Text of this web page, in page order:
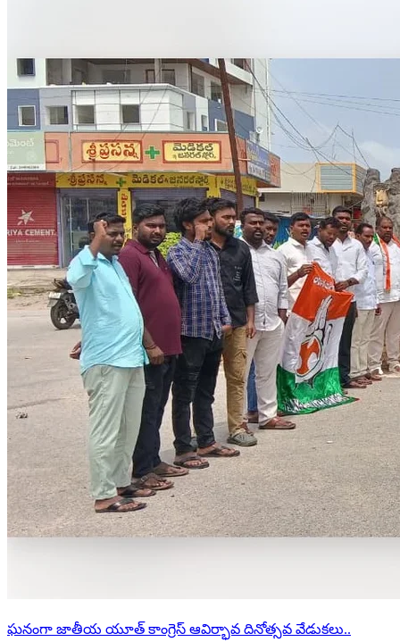
ఘనంగా జాతీయ యూత్ కాంగ్రెస్ ఆవిర్భావ దినోత్సవ వేడుకలు..